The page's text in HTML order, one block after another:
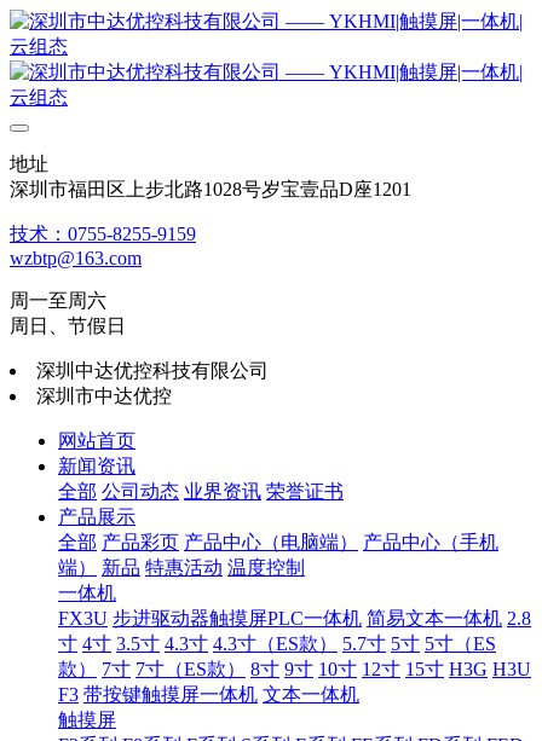
地址
深圳市福田区上步北路1028号岁宝壹品D座1201
技术：0755-8255-9159
wzbtp@163.com
周一至周六
周日、节假日
深圳中达优控科技有限公司
深圳市中达优控
网站首页
新闻资讯
全部 公司动态 业界资讯 荣誉证书
产品展示
全部 产品彩页 产品中心（电脑端）
产品中心（手机
端）
新品 特惠活动 温度控制
一体机
FX3U 步进驱动器触摸屏PLC一体机 简易文本一体机 2.8
寸 4寸 3.5寸 4.3寸 4.3寸（ES款） 5.7寸 5寸 5寸（ES
款）
7寸 7寸（ES款） 8寸 9寸 10寸 12寸 15寸 H3G H3U
F3 带按键触摸屏一体机 文本一体机
触摸屏